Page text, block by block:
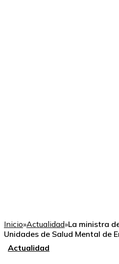
Inicio»Actualidad»La ministra
Unidades de Salud Mental de
Actualidad